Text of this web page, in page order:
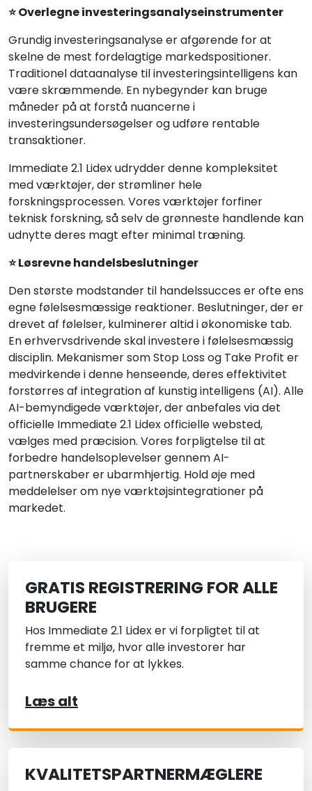
⭐ Overlegne investeringsanalyseinstrumenter
Grundig investeringsanalyse er afgørende for at
skelne de mest fordelagtige markedspositioner.
Traditionel dataanalyse til investeringsintelligens kan
være skræmmende. En nybegynder kan bruge
måneder på at forstå nuancerne i
investeringsundersøgelser og udføre rentable
transaktioner.
Immediate 2.1 Lidex udrydder denne kompleksitet
med værktøjer, der strømliner hele
forskningsprocessen. Vores værktøjer forfiner
teknisk forskning, så selv de grønneste handlende kan
udnytte deres magt efter minimal træning.
⭐ Løsrevne handelsbeslutninger
Den største modstander til handelssucces er ofte ens
egne følelsesmæssige reaktioner. Beslutninger, der er
drevet af følelser, kulminerer altid i økonomiske tab.
En erhvervsdrivende skal investere i følelsesmæssig
disciplin. Mekanismer som Stop Loss og Take Profit er
medvirkende i denne henseende, deres effektivitet
forstørres af integration af kunstig intelligens (AI). Alle
AI-bemyndigede værktøjer, der anbefales via det
officielle Immediate 2.1 Lidex officielle websted,
vælges med præcision. Vores forpligtelse til at
forbedre handelsoplevelser gennem AI-
partnerskaber er ubarmhjertig. Hold øje med
meddelelser om nye værktøjsintegrationer på
markedet.
GRATIS REGISTRERING FOR ALLE
BRUGERE
Hos Immediate 2.1 Lidex er vi forpligtet til at
fremme et miljø, hvor alle investorer har
samme chance for at lykkes.
Læs alt
KVALITETSPARTNERMÆGLERE